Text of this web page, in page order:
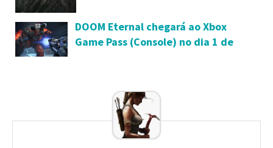
DOOM Eternal chegará ao Xbox
Game Pass (Console) no dia 1 de